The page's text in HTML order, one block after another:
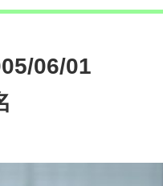
06/01